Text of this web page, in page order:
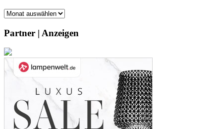
Archiv
Partner | Anzeigen